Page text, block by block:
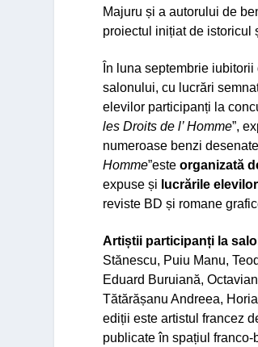
Majuru și a autorului de
proiectul inițiat de istoricul
În luna septembrie
salonului, cu lucrări
elevilor participanți la
les Droits de l’ Homme”,
numeroase benzi
Homme”esteorganizată
expuse și lucrările
reviste BD și romane
Artiștii participanți la
Stănescu, Puiu Manu,
Eduard Buruiană,
Tătărășanu Andreea,
ediții este artistul francez
publicate în spațiul franco-